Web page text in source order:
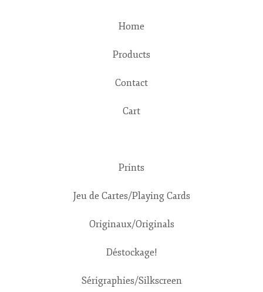
Home
Products
Contact
Cart
Prints
Jeu de Cartes/Playing Cards
Originaux/Originals
Déstockage!
Sérigraphies/Silkscreen